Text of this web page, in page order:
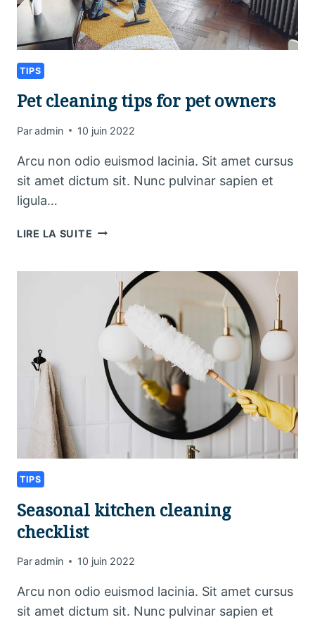
TIPS
Pet cleaning tips for pet owners
Paradmin 10 juin 2022
Arcu non odio euismod lacinia. Sit amet cursus
sit amet dictum sit. Nunc pulvinar sapien et
ligula…
LIRE LA SUITE PET
OWNERS
TIPS
Seasonal kitchen cleaning
checklist
Paradmin 10 juin 2022
Arcu non odio euismod lacinia. Sit amet cursus
sit amet dictum sit. Nunc pulvinar sapien et